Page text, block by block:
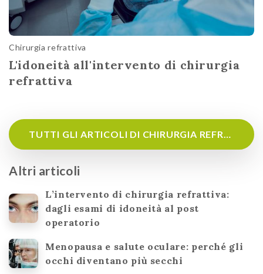
Chirurgia refrattiva
L'idoneità all'intervento di chirurgia
refrattiva
TUTTI GLI ARTICOLI DI CHIRURGIA REFRATTIVA
Altri articoli
L’intervento di chirurgia refrattiva:
dagli esami di idoneità al post
operatorio
Menopausa e salute oculare: perché gli
occhi diventano più secchi